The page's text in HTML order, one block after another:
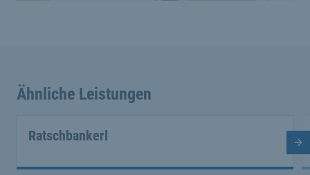
Ähnliche Leistungen
Ratschbankerl